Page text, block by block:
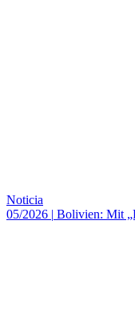
Noticia
05/2026 | Bolivien: Mit